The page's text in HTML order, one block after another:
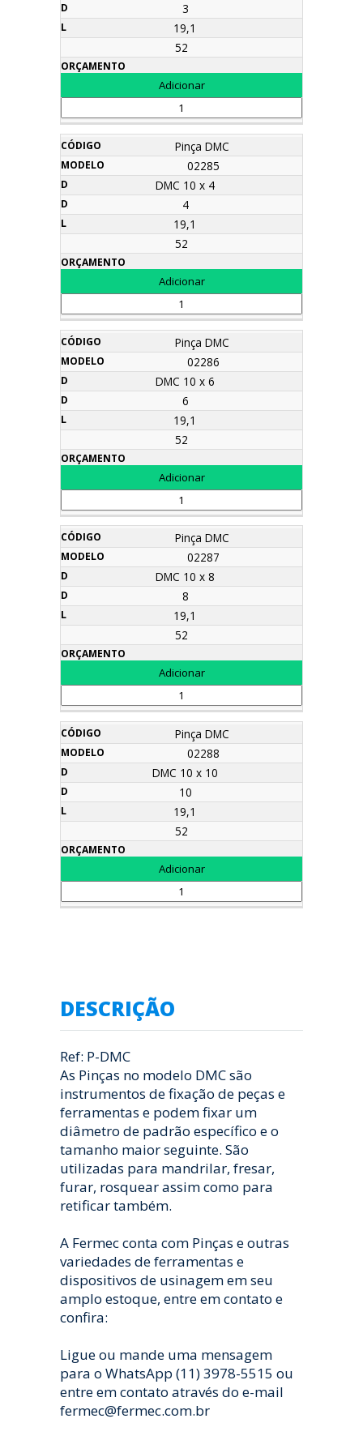
3
19,1
52
Pinça DMC
02285
DMC 10 x 4
4
19,1
52
Pinça DMC
02286
DMC 10 x 6
6
19,1
52
Pinça DMC
02287
DMC 10 x 8
8
19,1
52
Pinça DMC
02288
DMC 10 x 10
10
19,1
52
DESCRIÇÃO
Ref: P-DMC
As Pinças no modelo DMC são
instrumentos de fixação de peças e
ferramentas e podem fixar um
diâmetro de padrão específico e o
tamanho maior seguinte. São
utilizadas para mandrilar, fresar,
furar, rosquear assim como para
retificar também.
A Fermec conta com Pinças e outras
variedades de ferramentas e
dispositivos de usinagem em seu
amplo estoque, entre em contato e
confira:
Ligue ou mande uma mensagem
para o WhatsApp (11) 3978-5515 ou
entre em contato através do e-mail
fermec@fermec.com.br